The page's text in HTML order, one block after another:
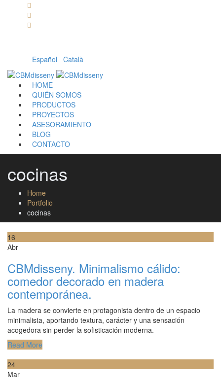
Español Català
HOME
QUIÉN SOMOS
PRODUCTOS
PROYECTOS
ASESORAMIENTO
BLOG
CONTACTO
cocinas
Home
Portfolio
cocinas
16
Abr
CBMdisseny. Minimalismo cálido:
comedor decorado en madera
contemporánea.
La madera se convierte en protagonista dentro de un espacio
minimalista, aportando textura, carácter y una sensación
acogedora sin perder la sofisticación moderna.
Read More
24
Mar